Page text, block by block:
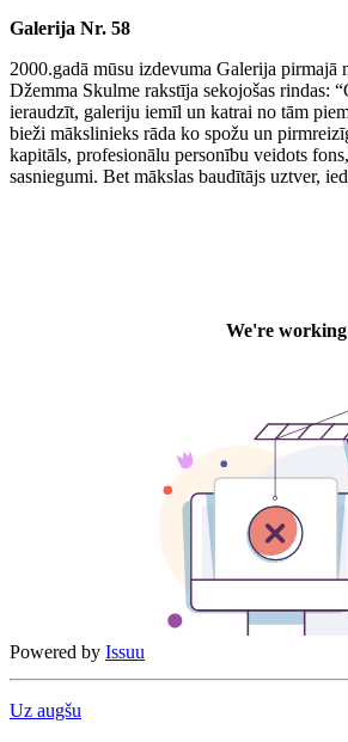
Galerija Nr. 58
2000.gadā mūsu izdevuma Galerija pirmajā
Džemma Skulme rakstīja sekojošas rindas:
ieraudzīt, galeriju iemīl un katrai no tām
bieži mākslinieks rāda ko spožu un
kapitāls, profesionālu personību veidots
sasniegumi. Bet mākslas baudītājs uztver,
Powered by Issuu
Uz augšu